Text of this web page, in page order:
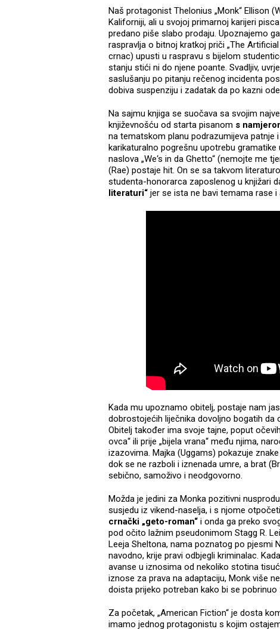
Naš protagonist Thelonius „Monk“ Ellison
Kaliforniji, ali u svojoj primarnoj karijeri pisca
predano piše slabo prodaju. Upoznajemo
raspravlja o bitnoj kratkoj priči „The
crnac) upusti u raspravu s bijelom
stanju stići ni do njene poante. Svadljiv,
saslušanju po pitanju rečenog incidenta
dobiva suspenziju i zadatak da po kazni
Na sajmu knjiga se suočava sa svojim
književnošću od starta pisanom s
na tematskom planu podrazumijeva
karikaturalno pogrešnu upotrebu
naslova „We‘s in da Ghetto“ (nemojte me
(Rae) postaje hit. On se sa takvom
studenta-honorarca zaposlenog u knjižari
literaturi“ jer se ista ne bavi temama rase
Kada mu upoznamo obitelj, postaje nam
dobrostojećih liječnika dovoljno bogatih da
Obitelj također ima svoje tajne, poput
ovca“ ili prije „bijela vrana“ među njima,
izazovima. Majka (Uggams) pokazuje
dok se ne razboli i iznenada umre, a brat
sebično, samoživo i neodgovorno.
Možda je jedini za Monka pozitivni
susjedu iz vikend-naselja, i s njome
crnački „geto-roman“ i onda ga preko
pod očito lažnim pseudonimom Stagg R.
Leeja Sheltona, nama poznatog po pjesmi
navodno, krije pravi odbjegli kriminalac.
avanse u iznosima od nekoliko stotina
iznose za prava na adaptaciju, Monk više
doista prijeko potreban kako bi se pobrinuo
Za početak, „American Fiction“ je dosta
imamo jednog protagonistu s kojim